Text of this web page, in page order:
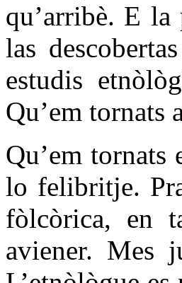
qu’arribè. E
las
estudis
Qu’em tornats
Qu’em tornats
lo felibritje.
fòlcòrica, en
aviener. Mes